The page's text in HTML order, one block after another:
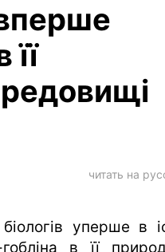
економіка
читать на
уперше в
в її